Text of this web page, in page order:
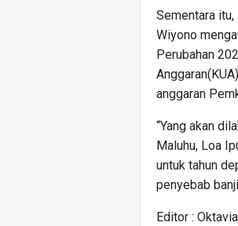
Sementara itu,
Wiyono
Perubahan
anggaran
“Yang akan
Maluhu, Loa
untuk tahun
penyebab
Editor :